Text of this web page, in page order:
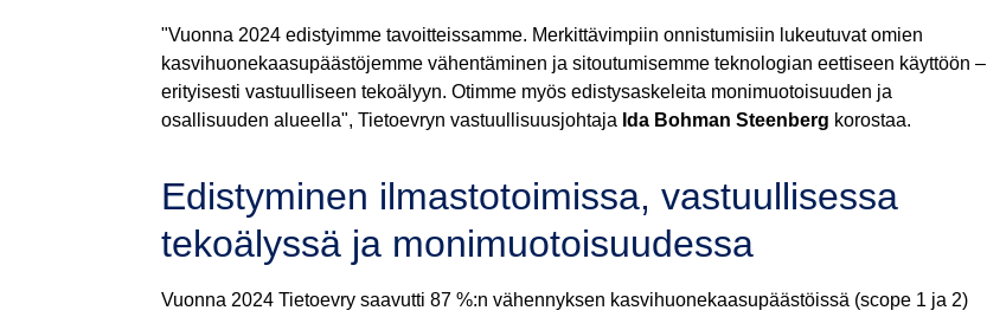
"Vuonna 2024 edistyimme tavoitteissamme. Merkittävimpiin onnistumisiin lukeutuvat omien
kasvihuonekaasupäästöjemme vähentäminen ja sitoutumisemme teknologian eettiseen käyttöön –
erityisesti vastuulliseen tekoälyyn. Otimme myös edistysaskeleita monimuotoisuuden ja
osallisuuden alueella", Tietoevryn vastuullisuusjohtaja Ida Bohman Steenberg korostaa.
Edistyminen ilmastotoimissa, vastuullisessa
tekoälyssä ja monimuotoisuudessa
Vuonna 2024 Tietoevry saavutti 87 %:n vähennyksen kasvihuonekaasupäästöissä (scope 1 ja 2)